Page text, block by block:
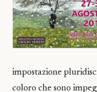
impostazione
coloro che sono